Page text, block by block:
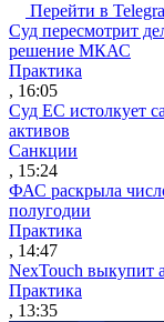
Перейти в
Суд пересмотрит
решение МКАС
Практика
, 16:05
Суд ЕС истолкует
активов
Санкции
, 15:24
ФАС раскрыла
полугодии
Практика
, 14:47
NexTouch выкупит
Практика
, 13:35